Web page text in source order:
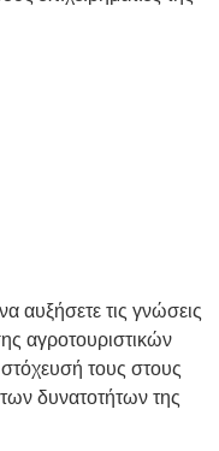
αυξήσετε τις γνώσεις
αγροτουριστικών
τους στους
δυνατοτήτων της